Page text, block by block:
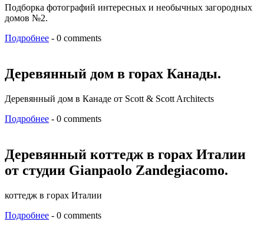
Подборка фотографий интересных и необычных загородных
домов №2.
Подробнее - 0 comments
Деревянный дом в горах Канады.
Деревянный дом в Канаде от Scott & Scott Architects
Подробнее - 0 comments
Деревянный коттедж в горах Италии
от студии Gianpaolo Zandegiacomo.
коттедж в горах Италии
Подробнее - 0 comments